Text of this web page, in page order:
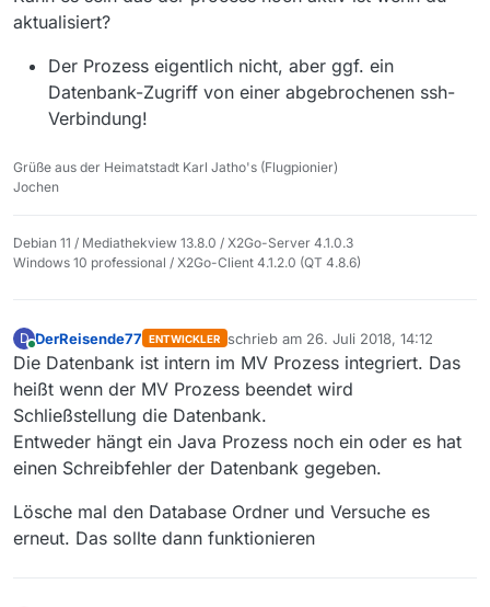
aktualisiert?
Der Prozess eigentlich nicht, aber ggf. ein
Datenbank-Zugriff von einer abgebrochenen ssh-
Verbindung!
Grüße aus der Heimatstadt Karl Jatho's (Flugpionier)
Jochen
Debian 11 / Mediathekview 13.8.0 / X2Go-Server 4.1.0.3
Windows 10 professional / X2Go-Client 4.1.2.0 (QT 4.8.6)
D
Online
DerReisende77 ENTWICKLER schrieb am 26. Juli 2018, 14:12
zuletzt editiert von
Die Datenbank ist intern im MV Prozess integriert. Das
heißt wenn der MV Prozess beendet wird
Schließstellung die Datenbank.
Entweder hängt ein Java Prozess noch ein oder es hat
einen Schreibfehler der Datenbank gegeben.
Lösche mal den Database Ordner und Versuche es
erneut. Das sollte dann funktionieren